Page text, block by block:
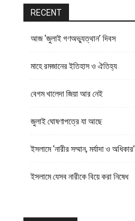
RECENT
আজ ‘জুলাই গণঅভ্যুত্থান’ দিবস
মাহে রমজানের ইতিহাস ও ঐতিহ্য
বেগম খালেদা জিয়া আর নেই
জুলাই ঘোষণাপত্রে যা আছে
ইসলামে ‘নারীর সম্মান, মর্যাদা ও অধিকার’
ইসলামে যেসব নারীকে বিয়ে করা নিষেধ